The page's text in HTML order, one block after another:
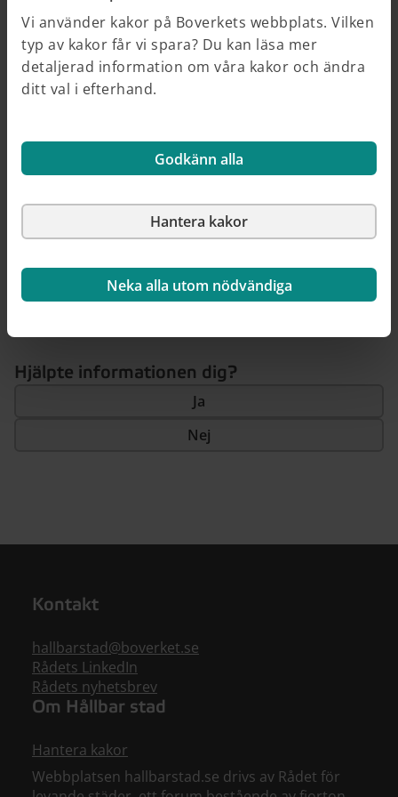
Vi använder kakor på Boverkets webbplats. Vilken
typ av kakor får vi spara? Du kan läsa mer
detaljerad information om våra kakor och ändra
ditt val i efterhand.
Godkänn alla
Hantera kakor
Neka alla utom nödvändiga
EU funding & me (öppnas på European Commission
webbplats)
Vem gör vad
Boverket
Boverkets webbplats
Så här kan du källhänvisa till denna sida
Hjälpte informationen dig?
Ja
Nej
Kontakt
hallbarstad@boverket.se
Rådets LinkedIn
Rådets nyhetsbrev
Om Hållbar stad
Hantera kakor
Webbplatsen hallbarstad.se drivs av Rådet för